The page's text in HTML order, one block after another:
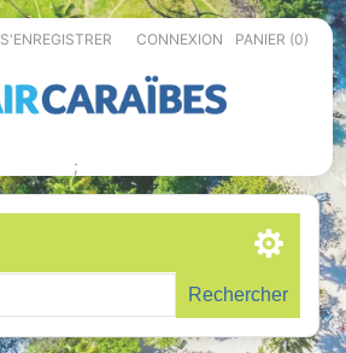
S'ENREGISTRER CONNEXION PANIER (0)
;
Rechercher